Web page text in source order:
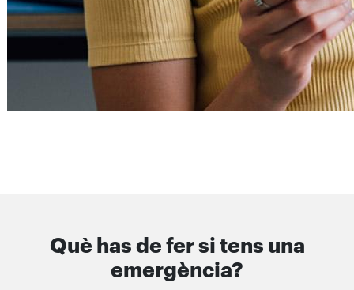
Què has de fer si tens una
emergència?